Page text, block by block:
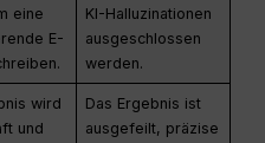
eine
E-
KI-Halluzinationen
ausgeschlossen
werden.
wird
und
Das Ergebnis ist
ausgefeilt, präzise